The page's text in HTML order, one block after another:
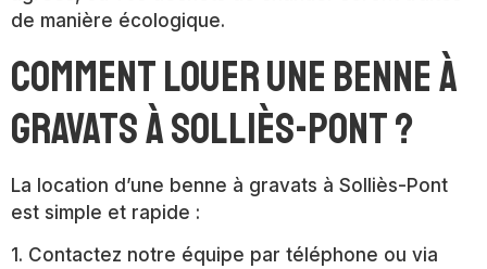
de manière écologique.
Comment louer une benne à
gravats à Solliès-Pont ?
La location d’une benne à gravats à Solliès-Pont
est simple et rapide :
1. Contactez notre équipe par téléphone ou via